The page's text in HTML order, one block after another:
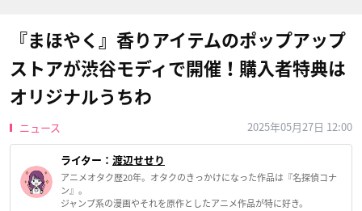
『まほやく』香りアイテムのポップアップ
ストアが渋谷モディで開催！購入者特典は
オリジナルうちわ
ニュース 2025年05月27日 12:00
ライター： 渡辺せせり
アニメオタク歴20年。オタクのきっかけになった作品は『名探偵コナ
ン』。
ジャンプ系の漫画やそれを原作としたアニメ作品が特に好き。